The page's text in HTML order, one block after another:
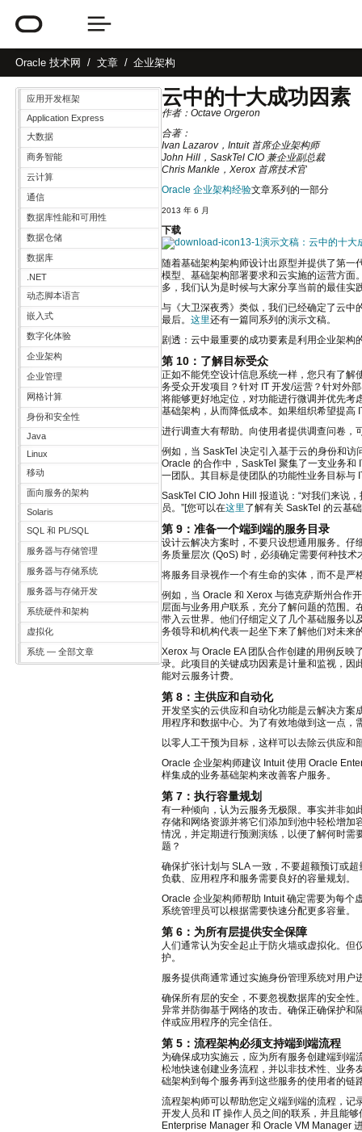
Oracle 技术网 文章 企业架构
应用开发框架
Application Express
大数据
商务智能
云计算
通信
数据库性能和可用性
数据仓储
数据库
.NET
动态脚本语言
嵌入式
数字化体验
企业架构
企业管理
网格计算
身份和安全性
Java
Linux
移动
面向服务的架构
Solaris
SQL 和 PL/SQL
服务器与存储管理
服务器与存储系统
服务器与存储开发
系统硬件和架构
虚拟化
系统 — 全部文章
云中的十大成功因素
作者：Octave Orgeron
合著：
Ivan Lazarov，Intuit 首席企业架构师
John Hill，SaskTel CIO 兼企业副总裁
Chris Mankle，Xerox 首席技术官
Oracle 企业架构经验文章系列的一部分
2013 年 6 月
下载
演示文稿：云中的十大
随着基础架构架构师设计出原型并提供了第
模型、基础架构部署要求和云实施的运营方面
多，我们认为是时候与大家分享当前的最佳实
与《大卫深夜秀》类似，我们已经确定了云中
最后。 这里还有一篇同系列的演示文稿。
剧透：云中最重要的成功要素是利用企业架
第 10：了解目标受众
正如不能凭空设计信息系统一样，您只有了解
务受众开发项目？针对 IT 开发/运营？针对外
将能够更好地定位，对功能进行微调并优先考
基础架构，从而降低成本。如果组织希望提高
进行调查大有帮助。向使用者提供调查问卷，
例如，当 SaskTel 决定引入基于云的身份和
Oracle 的合作中，SaskTel 聚集了一支业务
一团队。其目标是使团队的功能性业务目标与
SaskTel CIO John Hill 报道说：“对我们来说
员。”[您可以在这里了解有关 SaskTel 的云基
第 9：准备一个端到端的服务目录
设计云解决方案时，不要只设想通用服务。仔
务质量层次 (QoS) 时，必须确定需要何种技
将服务目录视作一个有生命的实体，而不是严
例如，当 Oracle 和 Xerox 与德克萨斯州合作
层面与业务用户联系，充分了解问题的范围
带入云世界。他们仔细定义了几个基础服务以
务领导和机构代表一起坐下来了解他们对未来
Xerox 与 Oracle EA 团队合作创建的用例反映
录。此项目的关键成功因素是计量和监视，因
能对云服务计费。
第 8：主供应和自动化
开发坚实的云供应和自动化功能是云解决方案
用程序和数据中心。为了有效地做到这一点，
以零人工干预为目标，这样可以去除云供应
Oracle 企业架构师建议 Intuit 使用 Oracle
样集成的业务基础架构来改善客户服务。
第 7：执行容量规划
有一种倾向，认为云服务无极限。事实并非如
存储和网络资源并将它们添加到池中轻松增加
情况，并定期进行预测演练，以便了解何时需
题？
确保扩张计划与 SLA 一致，不要超额预订或
负载、应用程序和服务需要良好的容量规划。
Oracle 企业架构师帮助 Intuit 确定需要为每个
系统管理员可以根据需要快速分配更多容量。
第 6：为所有层提供安全保障
人们通常认为安全起止于防火墙或虚拟化。
护。
服务提供商通常通过实施身份管理系统对用
确保所有层的安全，不要忽视数据库的安全性
异常并防御基于网络的攻击。确保正确保护和
伴或应用程序的完全信任。
第 5：流程架构必须支持端到端流程
为确保成功实施云，应为所有服务创建端到
松地快速创建业务流程，并以非技术性、业务
础架构到每个服务再到这些服务的使用者的链
流程架构师可以帮助您定义端到端的流程，记
开发人员和 IT 操作人员之间的联系，并且能
Enterprise Manager 和 Oracle VM Manager